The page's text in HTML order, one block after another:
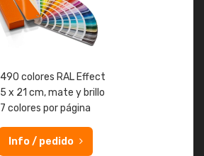
490 colores RAL Effect
5 x 21 cm, mate y brillo
7 colores por página
Info / pedido